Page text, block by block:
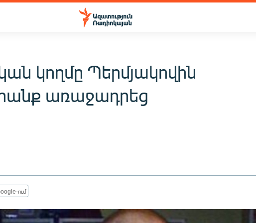
կողմը Պերմյակովին
առաջադրեց
ում